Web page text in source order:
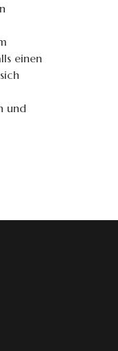
einen
und